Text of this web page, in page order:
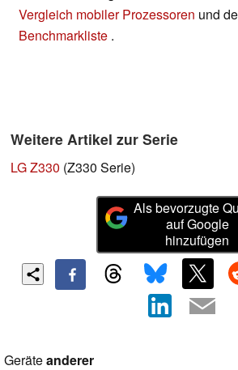
Vergleich mobiler Prozessoren und
Benchmarkliste .
Weitere Artikel zur Serie
LG Z330 (Z330 Serie)
Als bevorzugte
auf Google
hinzufügen
Geräteanderer